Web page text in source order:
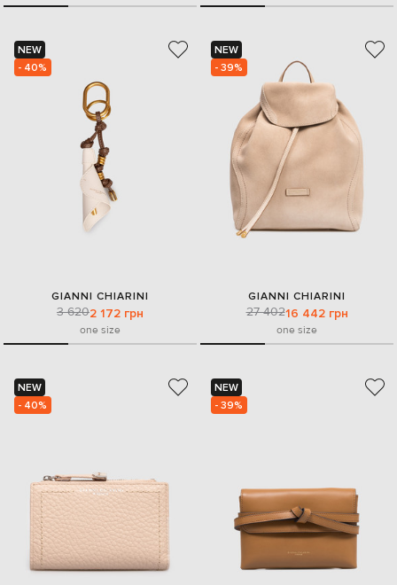
NEW
- 40%
GIANNI CHIARINI
3 6202 172 грн
one size
NEW
- 39%
GIANNI CHIARINI
27 40216 442 грн
one size
NEW
- 40%
NEW
- 39%